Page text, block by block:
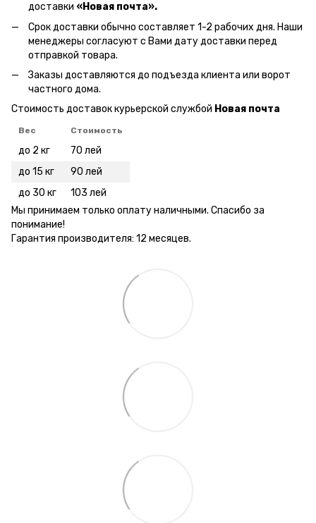
доставки «Новая почта».
Срок доставки обычно составляет 1-2 рабочих дня. Наши
менеджеры согласуют с Вами дату доставки перед
отправкой товара.
Заказы доставляются до подъезда клиента или ворот
частного дома.
Стоимость доставок курьерской службой Новая почта
Вес Стоимость
до 2 кг
70 лей
до 15 кг
90 лей
до 30 кг
103 лей
Мы принимаем только оплату наличными. Спасибо за
понимание!
Гарантия производителя: 12 месяцев.